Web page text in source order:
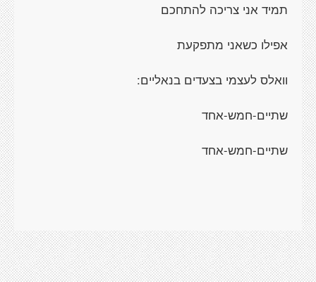
תמיד אני צריכה להתחכם
אפילו כשאני מתפקעת
וואלס לעצמי בצעדים בנאליים:
שתיים-חמש-אחד
שתיים-חמש-אחד